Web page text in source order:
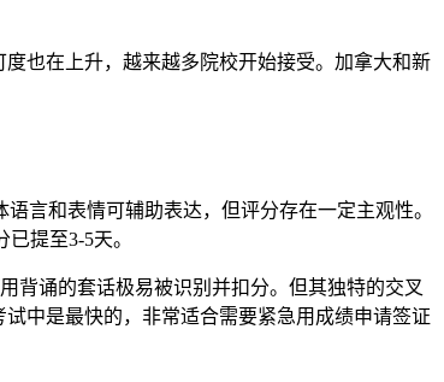
度也在上升，越来越多院校开始接受。加拿大和新
言和表情可辅助表达，但评分存在一定主观性。
提至3-5天。
诵的套话极易被识别并扣分。但其独特的交叉
中是最快的，非常适合需要紧急用成绩申请签证